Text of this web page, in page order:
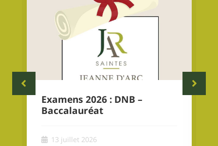
Examens 2026 : DNB –
Baccalauréat
13 juillet 2026